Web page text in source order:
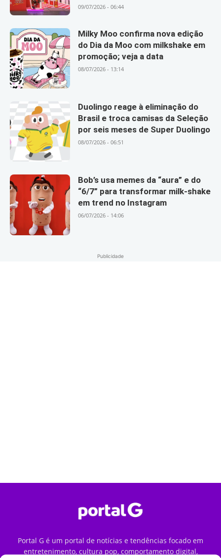
09/07/2026 - 06:44
Milky Moo confirma nova edição
do Dia da Moo com milkshake em
promoção; veja a data
08/07/2026 - 13:14
Duolingo reage à eliminação do
Brasil e troca camisas da Seleção
por seis meses de Super Duolingo
08/07/2026 - 06:51
Bob’s usa memes da “aura” e do
“6/7” para transformar milk-shake
em trend no Instagram
06/07/2026 - 14:06
Publicidade
Portal G é um portal de notícias e tendências focado em
entretenimento, cultura pop, comportamento digital,